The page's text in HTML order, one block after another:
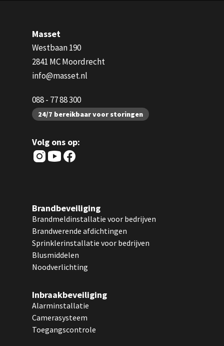
Masset
Westbaan 190
2841 MC Moordrecht
info@masset.nl
088 - 77 88 300
24/7 bereikbaar voor storingen
Volg ons op:
Brandbeveiliging
Brandmeldinstallatie voor bedrijven
Brandwerende afdichtingen
Sprinklerinstallatie voor bedrijven
Blusmiddelen
Noodverlichting
Inbraakbeveiliging
Alarminstallatie
Camerasysteem
Toegangscontrole